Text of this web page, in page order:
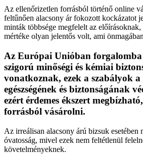
Az ellenőrizetlen forrásból történő online
feltűnően alacsony ár fokozott kockázatot
minták többsége megfelelt az
mértéke olyan jelentős volt, ami
Az Európai Unióban forgalomba
szigorú minőségi és kémiai
vonatkoznak, ezek a szabályok a
egészségének és biztonságának
ezért érdemes ékszert
forrásból vásárolni.
Az irreálisan alacsony árú bizsuk
óvatosság, mivel ezek nem feltétlenül
követelményeknek.